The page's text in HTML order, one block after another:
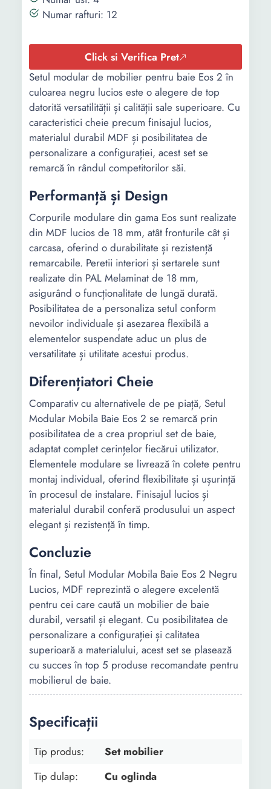
60 cm
30 cm
80 cm
Latime
45 cm
30 cm
15 cm
80 cm
30 cm
45 cm
Grosime 0.18 mm
Numar rafturi: 12
Click si Verifica Pret
Setul modular de mobilier pentru baie Eos 2 în
culoarea negru lucios este o alegere de top
datorită versatilității și calității sale superioare. Cu
caracteristici cheie precum finisajul lucios,
materialul durabil MDF și posibilitatea de
personalizare a configurației, acest set se
remarcă în rândul competitorilor săi.
Performanță și Design
Corpurile modulare din gama Eos sunt realizate
din MDF lucios de 18 mm, atât fronturile cât și
carcasa, oferind o durabilitate și rezistență
remarcabile. Peretii interiori și sertarele sunt
realizate din PAL Melaminat de 18 mm,
asigurând o funcționalitate de lungă durată.
Posibilitatea de a personaliza setul conform
nevoilor individuale și asezarea flexibilă a
elementelor suspendate aduc un plus de
versatilitate și utilitate acestui produs.
Diferențiatori Cheie
Comparativ cu alternativele de pe piață, Setul
Modular Mobila Baie Eos 2 se remarcă prin
posibilitatea de a crea propriul set de baie,
adaptat complet cerințelor fiecărui utilizator.
Elementele modulare se livrează în colete pentru
montaj individual, oferind flexibilitate și ușurință
în procesul de instalare. Finisajul lucios și
materialul durabil conferă produsului un aspect
elegant și rezistență în timp.
Concluzie
În final, Setul Modular Mobila Baie Eos 2 Negru
Lucios, MDF reprezintă o alegere excelentă
pentru cei care caută un mobilier de baie
durabil, versatil și elegant. Cu posibilitatea de
personalizare a configurației și calitatea
superioară a materialului, acest set se plasează
cu succes în top 5 produse recomandate pentru
mobilierul de baie.
Specificații
Tip produs:
Set mobilier
Tip dulap:
Cu oglinda